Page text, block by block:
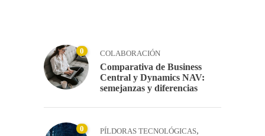
0 COLABORACIÓN
Comparativa de Business
Central y Dynamics NAV:
semejanzas y diferencias
0 PÍLDORAS TECNOLÓGICAS,